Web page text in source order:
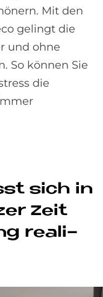
Mit den
gelingt die
und ohne
So können Sie
die
sich in
Zeit
rea­li­